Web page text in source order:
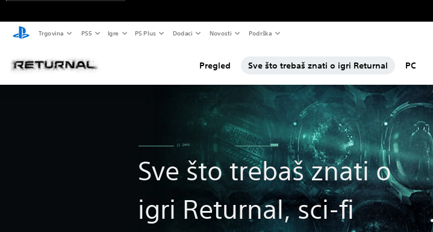
Trgovina PS5 Igre PS Plus Dodaci Novosti Podrška
Pregled Sve što trebaš znati o igri Returnal PC
Sve što trebaš znati o
igri Returnal, sci-fi